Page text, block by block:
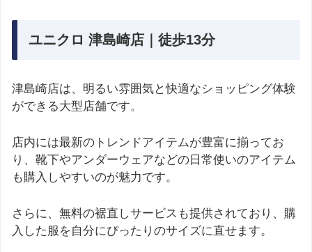
ユニクロ 津島崎店｜徒歩13分
津島崎店は、明るい雰囲気と快適なショッピング体験
ができる大型店舗です。
店内には最新のトレンドアイテムが豊富に揃ってお
り、靴下やアンダーウェアなどの日常使いのアイテム
も購入しやすいのが魅力です。
さらに、無料の裾直しサービスも提供されており、購
入した服を自分にぴったりのサイズに直せます。